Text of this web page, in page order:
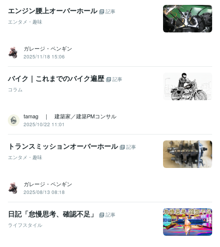
エンジン腰上オーバーホール
記事
エンタメ・趣味
ガレージ・ペンギン
2025/11/18 15:06
バイク｜これまでのバイク遍歴
記事
コラム
tamag ｜ 建築家／建築PMコンサル
2025/10/22 11:01
トランスミッションオーバーホール
記事
エンタメ・趣味
ガレージ・ペンギン
2025/08/13 08:18
日記「怠慢思考、確認不足」
記事
ライフスタイル